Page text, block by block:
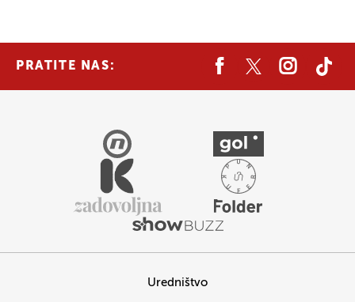
PRATITE NAS:
Uredništvo